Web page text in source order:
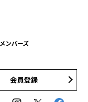
メンバーズ
会員登録